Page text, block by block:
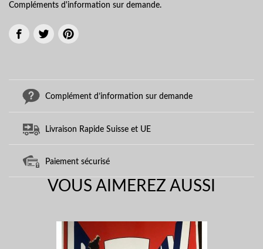
Compléments d'information sur demande.
Complément d’information sur demande
Livraison Rapide Suisse et UE
Paiement sécurisé
VOUS AIMEREZ AUSSI